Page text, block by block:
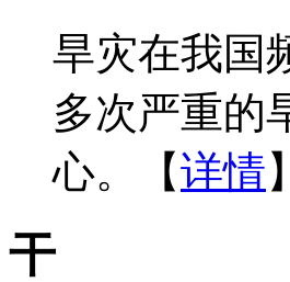
旱灾在我国
多次严重的
心。【详情】
干